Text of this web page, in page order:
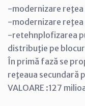
-modernizare
-modernizare reţea
-retehnplofizarea
distribuţie pe
În primă fază se
reţeaua secundară
VALOARE :127